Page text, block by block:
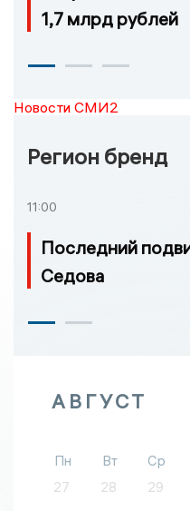
1,7 млрд рублей
Новости СМИ2
Регион бренд
11:00
Последний
Седова
АВГУСТ
Пн Вт Ср
27
28 29